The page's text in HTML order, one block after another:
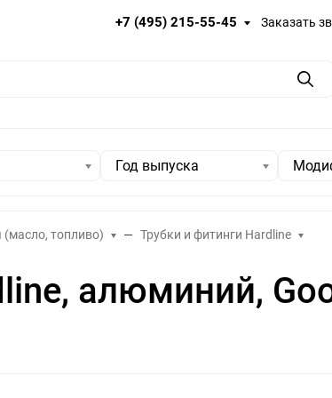
+7 (495) 215-55-45 Заказать
Год выпуска
(масло, топливо)
Трубки и фитинги Hardline
алюминий,